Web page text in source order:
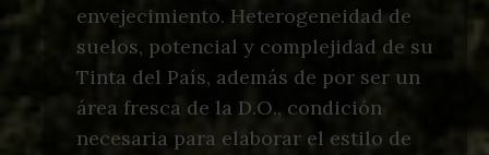
envejecimiento. Heterogeneidad de
suelos, potencial y complejidad de su
Tinta del País, además de por ser un
área fresca de la D.O., condición
necesaria para elaborar el estilo de